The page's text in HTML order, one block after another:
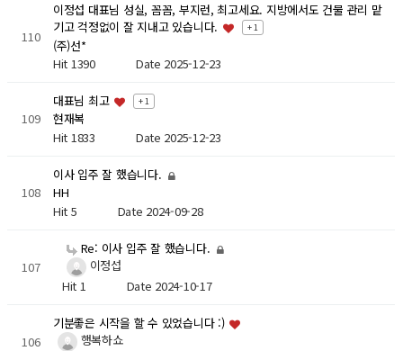
110
이정섭 대표님 성실, 꼼꼼, 부지런, 최고세요. 지방에서도 건물 관리 맡
기고 걱정없이 잘 지내고 있습니다.
+ 1
(주)선*
Hit 1390 Date 2025-12-23
109
대표님 최고 + 1
현재복
Hit 1833 Date 2025-12-23
108
이사 입주 잘 했습니다.
HH
Hit 5 Date 2024-09-28
107
Re: 이사 입주 잘 했습니다.
이정섭
Hit 1 Date 2024-10-17
106
기분좋은 시작을 할 수 있었습니다 :)
행복하쇼